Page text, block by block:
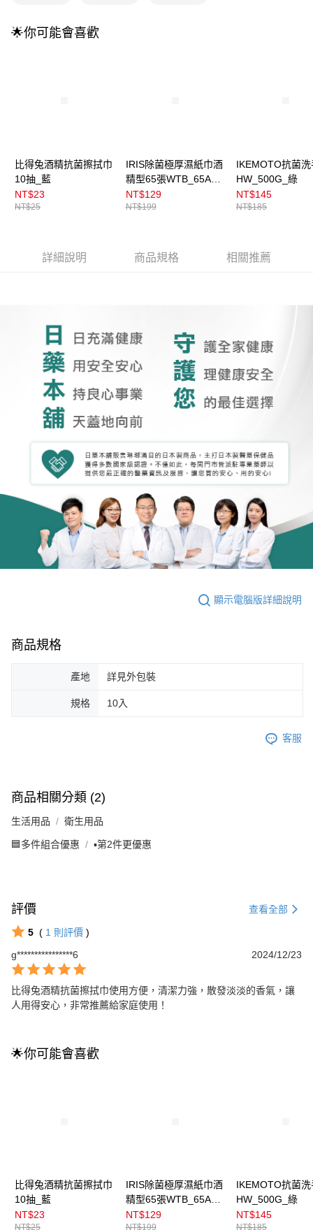
消。如遇「轉專審核」未通過狀況，表示未達大哥付你分期系統評分，恕無
買賣價金債權讓與本公司後，依約使用本公司帳單繳交帳款。
2.基於同意付款使用「大哥付你分期」之契約關係目的，商店將以您的個人
資料（包含姓名、電話或地址）提供予台灣大哥大進項蒐集、處理及利用，
由本公司與您本人進行分期帳單所需資料之確認、核對及更正。
每筆NT$100，滿NT$899(含以上)免運費
每筆NT$100，滿NT$899(含以上)免運費
宅配
每筆NT$100，滿NT$899(含以上)免運費
每筆NT$100，滿NT$399(含以上)免運費
🌟你可能會喜歡
比得兔酒精抗菌擦拭巾
10抽_藍
NT$23
NT$25
IRIS除菌極厚濕紙巾酒
精型65張WTB_65A瓶
裝
NT$129
NT$199
IKEMOTO抗菌
HW_500G_綠
NT$145
NT$185
詳細說明 商品規格 相關推薦
顯示電腦版詳細說明
商品規格
產地 詳見外包裝
規格 10入
客服
商品相關分類 (2)
生活用品 衛生用品
🟦多件組合優惠 ▪️第2件更優惠
評價 查看全部
5 ( 1 則評價 )
g****************6
2024/12/23
比得兔酒精抗菌擦拭巾使用方便，清潔力強，散發淡淡的香氣，讓
人用得安心，非常推薦給家庭使用！
🌟你可能會喜歡
比得兔酒精抗菌擦拭巾
10抽_藍
NT$23
NT$25
IRIS除菌極厚濕紙巾酒
精型65張WTB_65A瓶
裝
NT$129
NT$199
IKEMOTO抗菌
HW_500G_綠
NT$145
NT$185